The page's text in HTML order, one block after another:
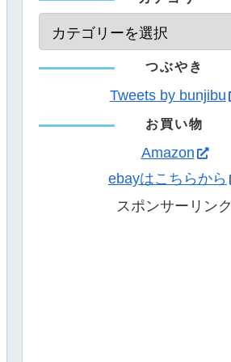
つぶやき
Tweets by bunjibu
お買い物
Amazon
ebayはこちらから
スポンサーリンク